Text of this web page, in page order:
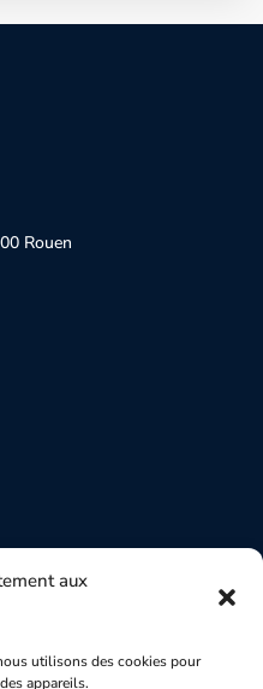
aux
utilisons des cookies pour
appareils.
Rouen